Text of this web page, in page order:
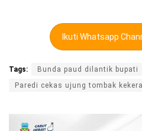
Ikuti Whatsapp
Tags:
Bunda paud dilantik bupati
Paredi cekas ujung tombak